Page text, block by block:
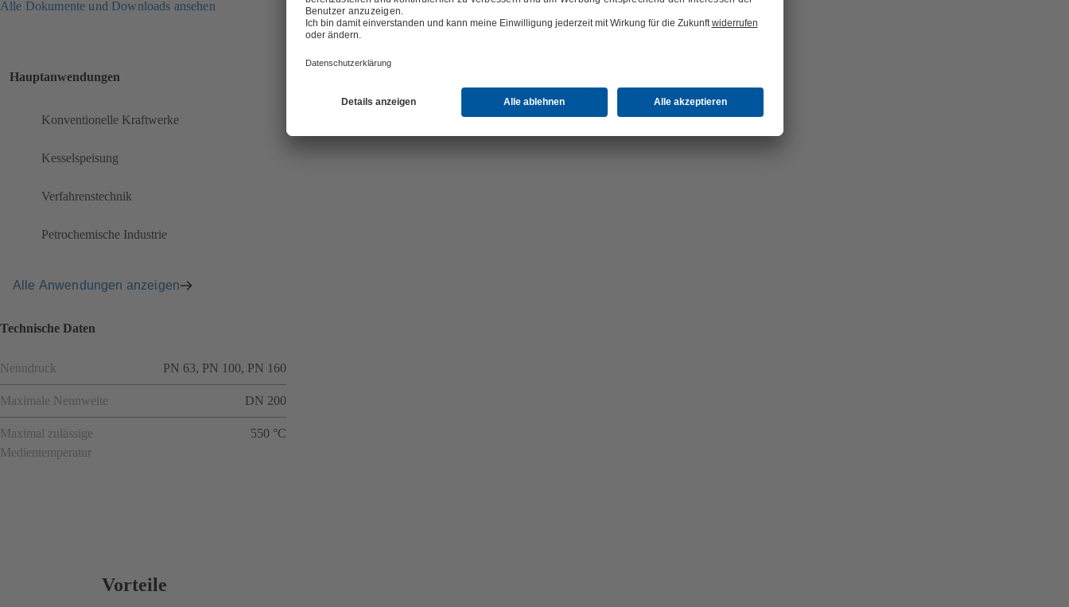
Alle Dokumente und Downloads ansehen
Hauptanwendungen
Konventionelle Kraftwerke
Kesselspeisung
Verfahrenstechnik
Petrochemische Industrie
Alle Anwendungen anzeigen
Technische Daten
Nenndruck PN 63, PN 100, PN 160
Maximale Nennweite DN 200
Maximal zulässige
Medientemperatur
550 °C
Vorteile